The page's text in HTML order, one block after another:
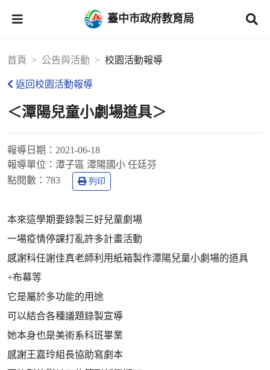
臺中市政府教育局
首頁 公告與活動 校園活動報導
返回校園活動報導
＜潭陽兒童小劇場道具＞
報導日期： 2021-06-18
報導單位： 潭子區 潭陽國小 任廷芬
點閱數： 783 列印
本來這學期要錄製三好兒童劇場
一場疫情停課打亂許多計畫活動
感謝科任謝佳真老師利用紙箱製作潭陽兒童小劇場的道具
+布幕等
它是屬於多功能的用途
可以結合各種議題錄製宣導
她本身也是美術系科班畢業
感謝王嘉玲組長協助寫劇本